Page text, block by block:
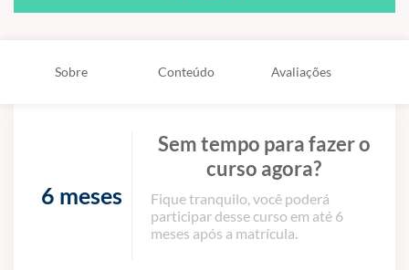
Sobre Conteúdo Avaliações
6 meses
Sem tempo para fazer o
curso agora?
Fique tranquilo, você poderá
participar desse curso em até 6
meses após a matrícula.